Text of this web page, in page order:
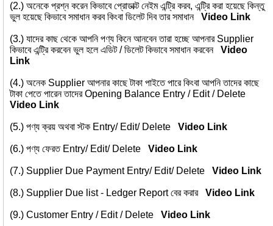
(2.) অনেকে প্রশ্ন করেন কিভাবে প্রোডাক্ট নেইম এন্ট্রি করব, এন্ট্রি করা হয়েছে কিন্তু
ভুল হয়েছে কিভাবে সমাধান করব কিংবা ডিলেট দিব তার সমাধান Video Link
(3.) যাদের কাছ থেকে আপনি পণ্য কিনে আনবেন তারা হচ্ছে আপনার Supplier
কিভাবে এন্ট্রি করবেন ভুল হলে এডিট / ডিলেট কিভাবে সমাধান করবেন Video
Link
(4.) অনেক Supplier আপনার কাছে টাকা পাইতে পারে কিংবা আপনি তাদের কাছে
টাকা পেতে পারেন তাদের Opening Balance Entry / Edit / Delete
Video Link
(5.) পণ্য ক্রয় অথবা স্টক Entry/ Edit/ Delete Video Link
(6.) পণ্য ফেরত Entry/ Edit/ Delete Video Link
(7.) Supplier Due Payment Entry/ Edit/ Delete Video Link
(8.) Supplier Due list - Ledger Report বের করার Video Link
(9.) Customer Entry / Edit / Delete Video Link